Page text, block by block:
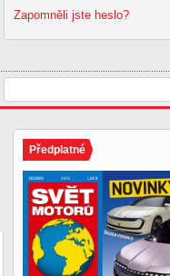
Zapomněli jste heslo?
Předplatné